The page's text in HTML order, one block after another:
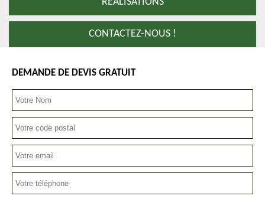
CONTACTEZ-NOUS !
DEMANDE DE DEVIS GRATUIT